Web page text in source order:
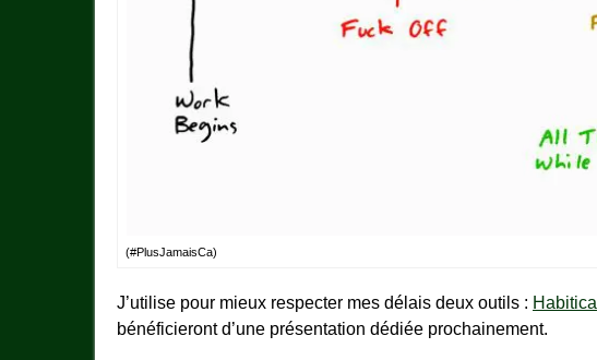
(#PlusJamaisCa)
J’utilise pour mieux respecter mes délais deux outils : Habitica
bénéficieront d’une présentation dédiée prochainement.